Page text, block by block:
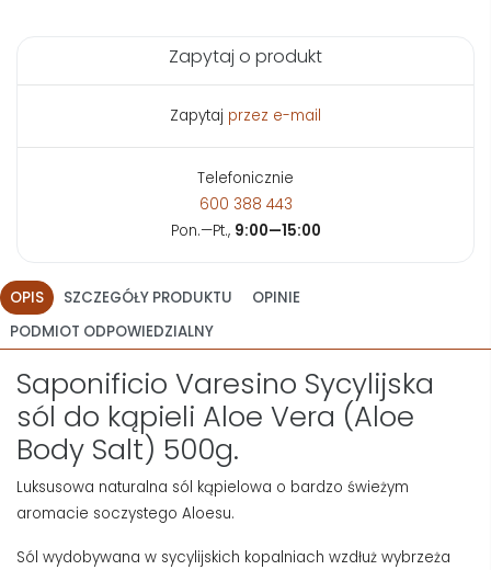
Zapytaj o produkt
Zapytaj przez e-mail
Telefonicznie
600 388 443
Pon.—Pt., 9:00—15:00
OPIS SZCZEGÓŁY PRODUKTU
OPINIE
PODMIOT ODPOWIEDZIALNY
Saponificio Varesino Sycylijska
sól do kąpieli Aloe Vera (Aloe
Body Salt) 500g.
Luksusowa naturalna sól kąpielowa o bardzo świeżym
aromacie soczystego Aloesu.
Sól wydobywana w sycylijskich kopalniach wzdłuż wybrzeża